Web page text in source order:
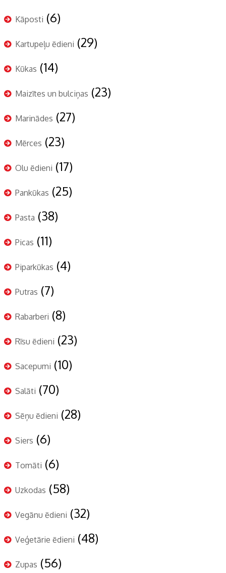
Kāposti (6)
Kartupeļu ēdieni (29)
Kūkas (14)
Maizītes un bulciņas (23)
Marinādes (27)
Mērces (23)
Olu ēdieni (17)
Pankūkas (25)
Pasta (38)
Picas (11)
Piparkūkas (4)
Putras (7)
Rabarberi (8)
Rīsu ēdieni (23)
Sacepumi (10)
Salāti (70)
Sēņu ēdieni (28)
Siers (6)
Tomāti (6)
Uzkodas (58)
Vegānu ēdieni (32)
Veģetārie ēdieni (48)
Zupas (56)